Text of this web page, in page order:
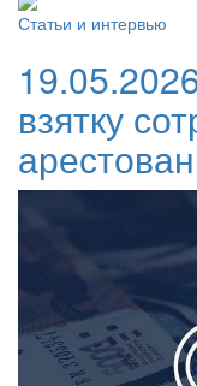
Статьи и интервью
взятку